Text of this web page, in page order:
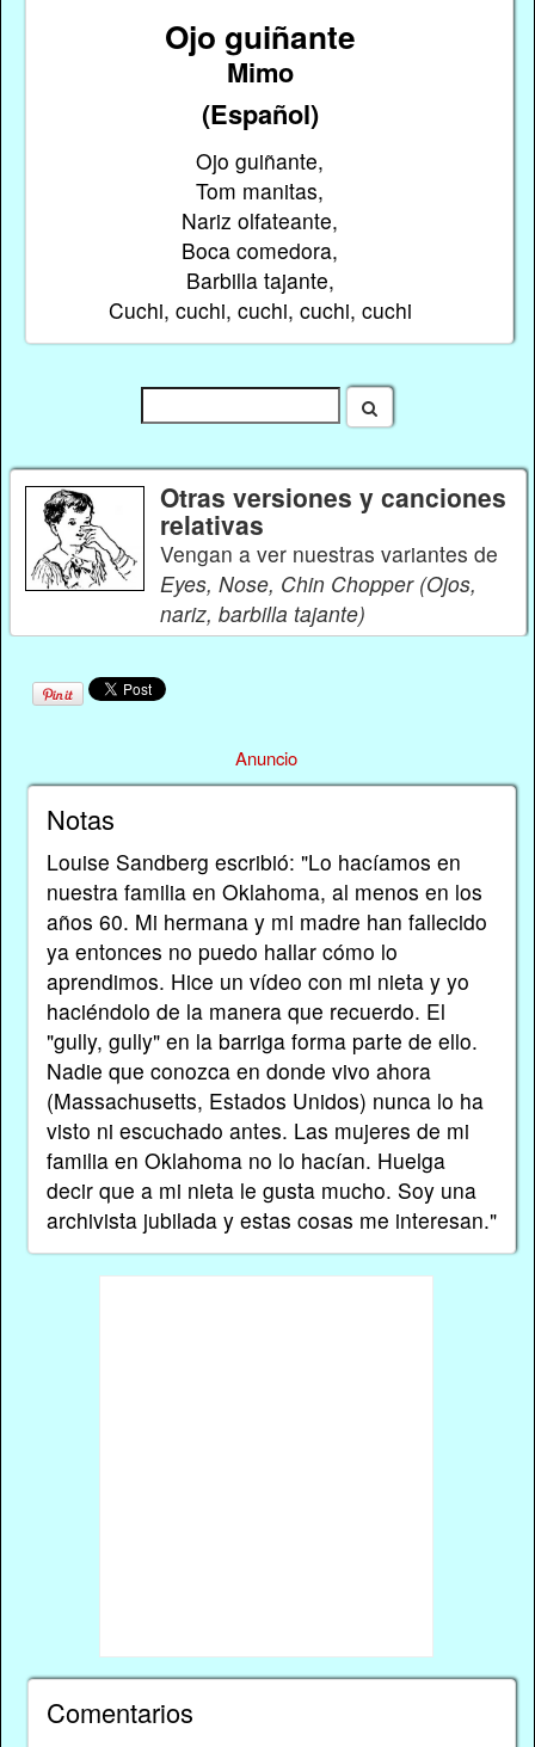
Ojo guiñante
Mimo
(Español)
Ojo guiñante,
Tom manitas,
Nariz olfateante,
Boca comedora,
Barbilla tajante,
Cuchi, cuchi, cuchi, cuchi, cuchi
Otras versiones y canciones
relativas
Vengan a ver nuestras variantes de
Eyes, Nose, Chin Chopper (Ojos,
nariz, barbilla tajante)
Anuncio
Notas
Louise Sandberg escribió: "Lo hacíamos en
nuestra familia en Oklahoma, al menos en los
años 60. Mi hermana y mi madre han fallecido
ya entonces no puedo hallar cómo lo
aprendimos. Hice un vídeo con mi nieta y yo
haciéndolo de la manera que recuerdo. El
"gully, gully" en la barriga forma parte de ello.
Nadie que conozca en donde vivo ahora
(Massachusetts, Estados Unidos) nunca lo ha
visto ni escuchado antes. Las mujeres de mi
familia en Oklahoma no lo hacían. Huelga
decir que a mi nieta le gusta mucho. Soy una
archivista jubilada y estas cosas me interesan."
Comentarios